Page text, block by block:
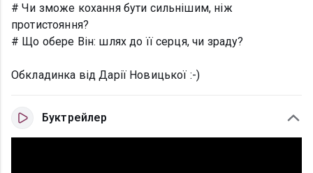
# Чи зможе кохання бути сильнішим, ніж
протистояння?
# Що обере Він: шлях до її серця, чи зраду?
Обкладинка від Дарії Новицької :-)
Буктрейлер